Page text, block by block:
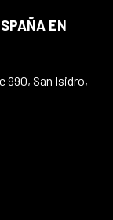
EN
990, San Isidro,